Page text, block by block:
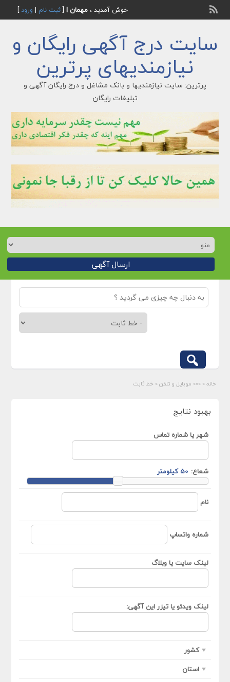
خوش آمدید ، مهمان ![ثبت نام | ورود]
سایت درج آگهی رایگان و
نیازمندیهای پرترین
پرترین: سایت نیازمندیها و بانک مشاغل و درج رایگان آگهی و
تبلیغات رایگان
ارسال آگهی
خانه » »»» موبایل و تلفن » خط ثابت
بهبود نتایج
شهر یا شماره تماس
شعاع:
نام
شماره واتساپ
لینک سایت یا وبلاگ
لینک ویدئو یا تیزر این آگهی:
کشور
استان